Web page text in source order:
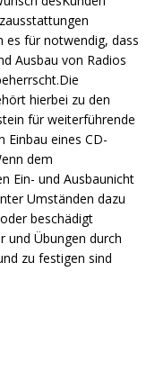
es für notwendig, dass
Ausbau von Radios
hierbei zu den
für weiterführende
Einbau eines CD-
dem
Ein- und Ausbaunicht
Umständen dazu
beschädigt
und Übungen durch
zu festigen sind